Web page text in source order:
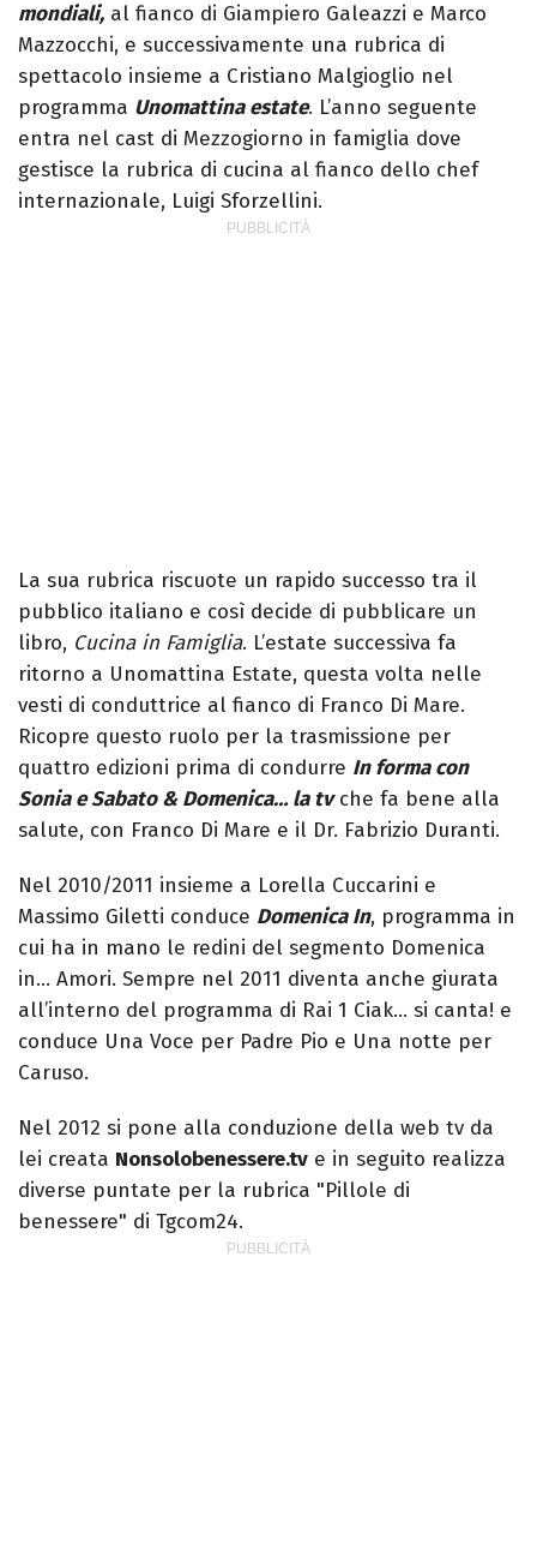
mondiali, al fianco di Giampiero Galeazzi e Marco
Mazzocchi, e successivamente una rubrica di
spettacolo insieme a Cristiano Malgioglio nel
programma Unomattina estate. L’anno seguente
entra nel cast di Mezzogiorno in famiglia dove
gestisce la rubrica di cucina al fianco dello chef
internazionale, Luigi Sforzellini.
La sua rubrica riscuote un rapido successo tra il
pubblico italiano e così decide di pubblicare un
libro, Cucina in Famiglia. L’estate successiva fa
ritorno a Unomattina Estate, questa volta nelle
vesti di conduttrice al fianco di Franco Di Mare.
Ricopre questo ruolo per la trasmissione per
quattro edizioni prima di condurre In forma con
Sonia e Sabato & Domenica… la tvche fa bene alla
salute, con Franco Di Mare e il Dr. Fabrizio Duranti.
Nel 2010/2011 insieme a Lorella Cuccarini e
Massimo Giletti conduce Domenica In, programma in
cui ha in mano le redini del segmento Domenica
in… Amori. Sempre nel 2011 diventa anche giurata
all’interno del programma di Rai 1 Ciak… si canta! e
conduce Una Voce per Padre Pio e Una notte per
Caruso.
Nel 2012 si pone alla conduzione della web tv da
lei creata Nonsolobenessere.tv e in seguito realizza
diverse puntate per la rubrica "Pillole di
benessere" di Tgcom24.